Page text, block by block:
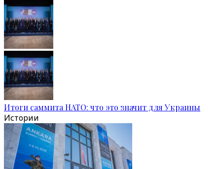
Итоги саммита НАТО: что это значит для Украины
Истории